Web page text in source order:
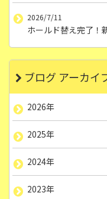
2026/7/11
ホールド替え完了！
ブログ アーカイ
2026年
2025年
2024年
2023年